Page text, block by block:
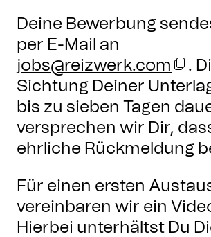
Deine Bewerbung
per E-Mail an
jobs@reizwerk.com
.
Sichtung Deiner
bis zu sieben Tagen
versprechen wir Dir,
ehrliche Rückmeldung
Für einen ersten
vereinbaren wir ein
Hierbei unterhältst Du